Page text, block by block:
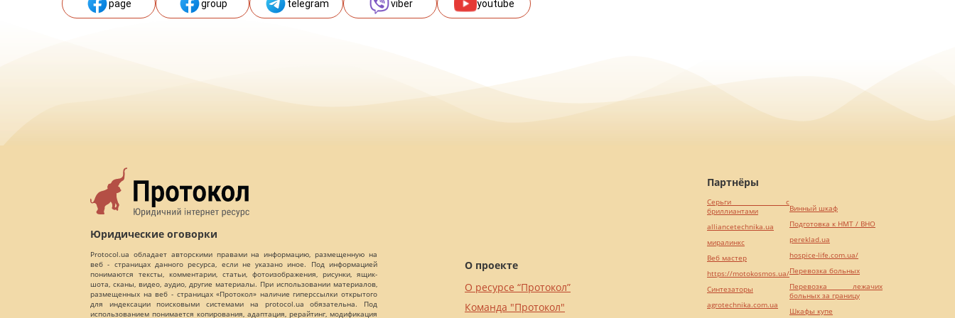
page group telegram viber youtube
Юридические оговорки
Protocol.ua обладает авторскими правами на информацию, размещенную на
веб - страницах данного ресурса, если не указано иное. Под информацией
понимаются тексты, комментарии, статьи, фотоизображения, рисунки, ящик-
шота, сканы, видео, аудио, другие материалы. При использовании материалов,
размещенных на веб - страницах «Протокол» наличие гиперссылки открытого
для индексации поисковыми системами на protocol.ua обязательна. Под
использованием понимается копирования, адаптация, рерайтинг, модификация
О проекте
О ресурсе “Протокол”
Команда "Протокол"
Партнёры
Серьги с
бриллиантами
alliancetechnika.ua
миралинкс
Веб мастер
https://motokosmos.ua/
Синтезаторы
agrotechnika.com.ua
Винный шкаф
Подготовка к НМТ / ВНО
pereklad.ua
hospice-life.com.ua/
Перевозка больных
Перевозка лежачих
больных за границу
Шкафы купе